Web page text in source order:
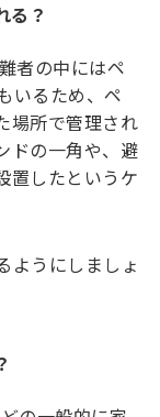
る？
者の中にはペ
いるため、ペ
場所で管理され
ドの一角や、避
置したというケ
ようにしましょ